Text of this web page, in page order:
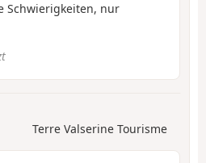
Schwierigkeiten, nur
Terre Valserine Tourisme